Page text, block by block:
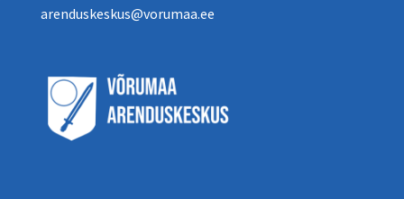
arenduskeskus@vorumaa.ee